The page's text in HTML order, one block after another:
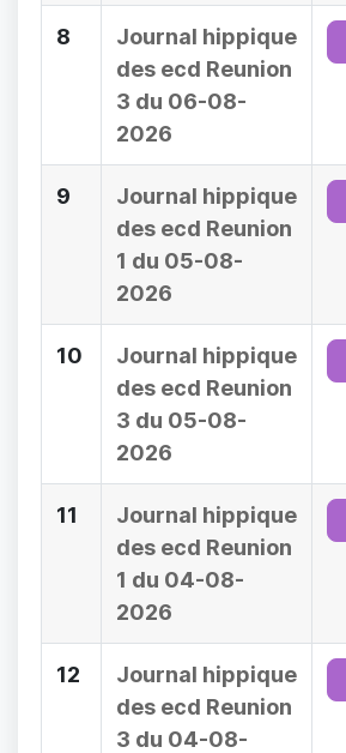
8
Journal hippique
des ecd Reunion
3 du 06-08-
2026
9
Journal hippique
des ecd Reunion
1 du 05-08-
2026
10
Journal hippique
des ecd Reunion
3 du 05-08-
2026
11
Journal hippique
des ecd Reunion
1 du 04-08-
2026
12
Journal hippique
des ecd Reunion
3 du 04-08-